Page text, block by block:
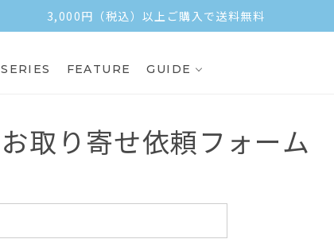
3,000円（税込）以上ご購入で送料無料
SERIES FEATURE GUIDE
お取り寄せ依頼フォーム